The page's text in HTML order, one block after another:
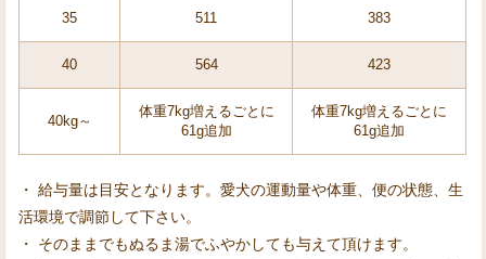
35 511 383
40 564 423
40kg～
体重7kg増えるごとに
61g追加
体重7kg増えるごとに
61g追加
・ 給与量は目安となります。愛犬の運動量や体重、便の状態、生
活環境で調節して下さい。
・ そのままでもぬるま湯でふやかしても与えて頂けます。